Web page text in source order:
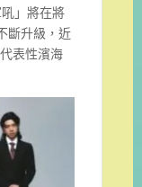
」將在將
斷升級，近
表性濱海